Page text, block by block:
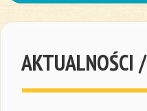
AKTUALNOŚCI /